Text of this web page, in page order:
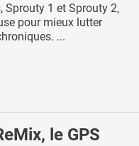
Sprouty 1 et Sprouty 2,
pour mieux lutter
...
le GPS